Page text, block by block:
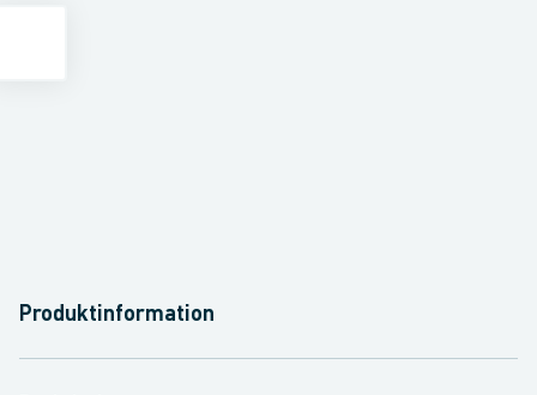
Produktinformation